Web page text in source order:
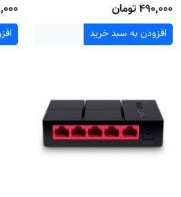
۴۹۰٬۰۰۰ تومان
افزودن به سبد خرید